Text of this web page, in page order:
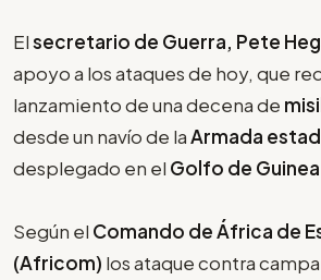
Elsecretario de Guerra, Pete
apoyo a los ataques de hoy, que
lanzamiento de una decena de
desde un navío de laArmada
desplegado en el Golfo de
Según el Comando de África de
(Africom) los ataque contra